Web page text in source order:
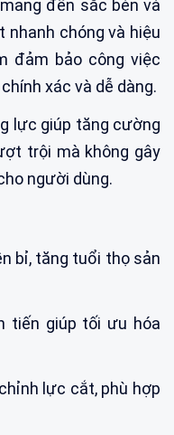
đến sắc bén và
nhanh chóng và hiệu
đảm bảo công việc
xác và dễ dàng.
lực giúp tăng cường
trội mà không gây
người dùng.
bỉ, tăng tuổi thọ sản
tiến giúp tối ưu hóa
lực cắt, phù hợp